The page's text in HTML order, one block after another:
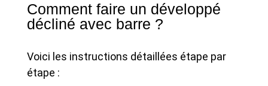
Comment faire un développé
décliné avec barre ?
Voici les instructions détaillées étape par
étape :